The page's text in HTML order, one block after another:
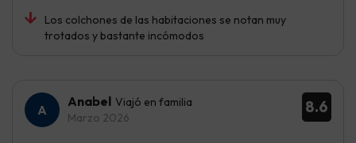
Los colchones de las habitaciones se notan muy
trotados y bastante incómodos
8.6
Anabel Viajó en familia
Marzo 2026